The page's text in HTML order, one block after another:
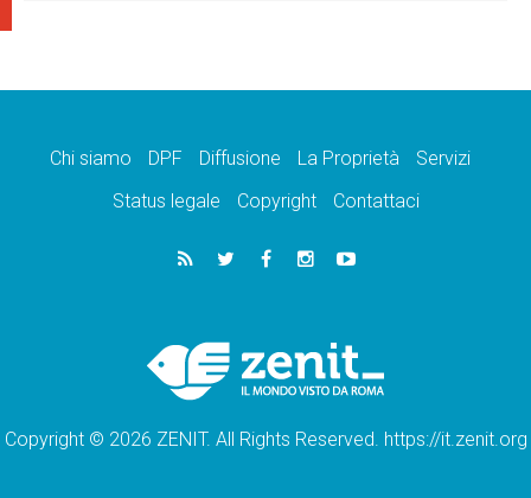
Chi siamo DPF Diffusione La Proprietà
Servizi
Status legale
Copyright Contattaci
Copyright © 2026 ZENIT. All Rights Reserved. https://it.zenit.org